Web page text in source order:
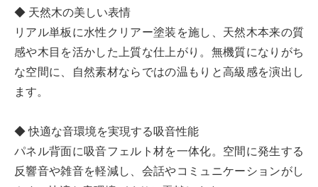
◆ 天然木の美しい表情
リアル単板に水性クリアー塗装を施し、天然木本来の質
感や木目を活かした上質な仕上がり。無機質になりがち
な空間に、自然素材ならではの温もりと高級感を演出し
ます。
◆ 快適な音環境を実現する吸音性能
パネル背面に吸音フェルト材を一体化。空間に発生する
反響音や雑音を軽減し、会話やコミュニケーションがし